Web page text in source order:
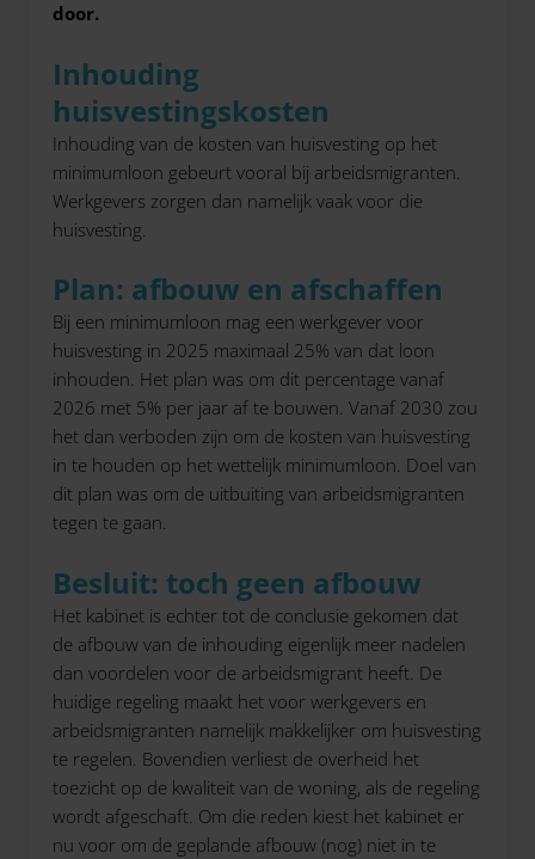
door.
Inhouding
huisvestingskosten
Inhouding van de kosten van huisvesting op het
minimumloon gebeurt vooral bij arbeidsmigranten.
Werkgevers zorgen dan namelijk vaak voor die
huisvesting.
Plan: afbouw en afschaffen
Bij een minimumloon mag een werkgever voor
huisvesting in 2025 maximaal 25% van dat loon
inhouden. Het plan was om dit percentage vanaf
2026 met 5% per jaar af te bouwen. Vanaf 2030 zou
het dan verboden zijn om de kosten van huisvesting
in te houden op het wettelijk minimumloon. Doel van
dit plan was om de uitbuiting van arbeidsmigranten
tegen te gaan.
Besluit: toch geen afbouw
Het kabinet is echter tot de conclusie gekomen dat
de afbouw van de inhouding eigenlijk meer nadelen
dan voordelen voor de arbeidsmigrant heeft. De
huidige regeling maakt het voor werkgevers en
arbeidsmigranten namelijk makkelijker om huisvesting
te regelen. Bovendien verliest de overheid het
toezicht op de kwaliteit van de woning, als de regeling
wordt afgeschaft. Om die reden kiest het kabinet er
nu voor om de geplande afbouw (nog) niet in te